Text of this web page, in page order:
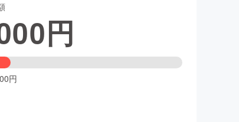
ファッション
円
円